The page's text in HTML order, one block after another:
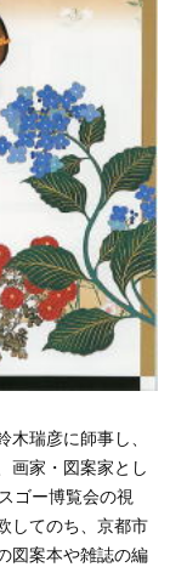
瑞彦に師事し、
画家・図案家とし
ゴー博覧会の視
してのち、京都市
図案本や雑誌の編